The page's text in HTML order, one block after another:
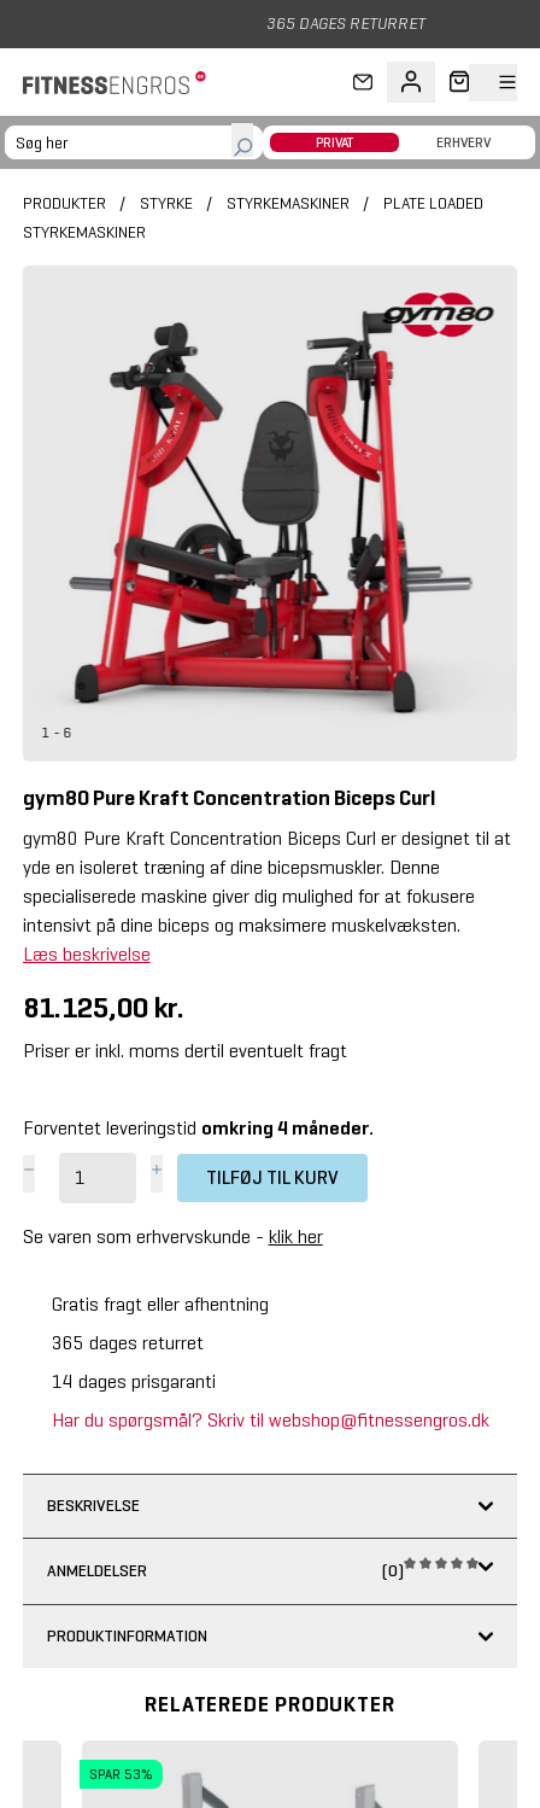
365 DAGES RETURRET
PRIVAT ERHVERV
PRODUKTER / STYRKE / STYRKEMASKINER /
PLATE LOADED
STYRKEMASKINER
1 - 6
gym80 Pure Kraft Concentration Biceps Curl
gym80 Pure Kraft Concentration Biceps Curl er designet til at
yde en isoleret træning af dine bicepsmuskler. Denne
specialiserede maskine giver dig mulighed for at fokusere
intensivt på dine biceps og maksimere muskelvæksten.
Læs beskrivelse
81.125,00 kr.
Priser er inkl. moms dertil eventuelt fragt
Forventet leveringstid omkring 4 måneder.
TILFØJ TIL KURV
Se varen som erhvervskunde - klik her
Gratis fragt eller afhentning
365 dages returret
14 dages prisgaranti
Har du spørgsmål? Skriv til webshop@fitnessengros.dk
BESKRIVELSE
ANMELDELSER (0)
PRODUKTINFORMATION
RELATEREDE PRODUKTER
SPAR 53%